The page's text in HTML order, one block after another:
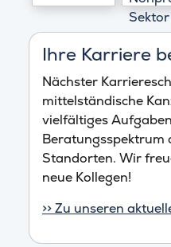
Ihre Karriere
Nächster
mittelständische
vielfältiges
Beratungsspektrum
Standorten. Wir
neue Kollegen!
>> Zu unseren